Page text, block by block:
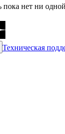
пока нет ни
Техническая